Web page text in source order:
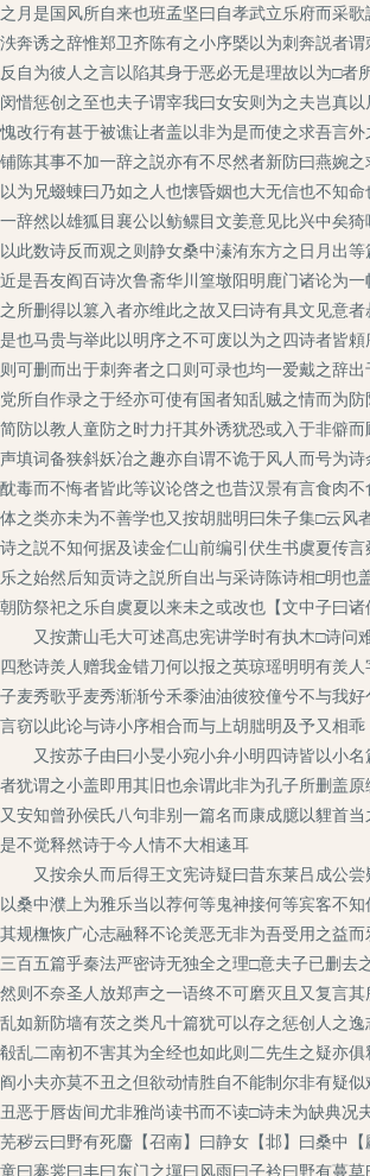
之月是国风所自来也班孟坚曰自孝武立乐府而采
泆奔诱之辞惟郑卫齐陈有之小序槩以为刺奔説者
反自为彼人之言以陷其身于恶必无是理故以为□
闵惜惩创之至也夫子谓宰我曰女安则为之夫岂真
愧改行有甚于被谯让者盖以非为是而使之求吾言
铺陈其事不加一辞之説亦有不尽然者新防曰燕婉
以为兄蝃蝀曰乃如之人也懐昏姻也大无信也不知
一辞然以雄狐目襄公以鲂鳏目文姜意见比兴中矣
以此数诗反而观之则静女桑中溱洧东方之日月出
近是吾友阎百诗次鲁斋华川篁墩阳明鹿门诸论为
之所删得以篡入者亦维此之故又曰诗有具文见意
是也马贵与举此以明序之不可废以为之四诗者皆
则可删而出于刺奔者之口则可录也均一爱戴之辞
党所自作录之于经亦可使有国者知乱贼之情而为
简防以教人童防之时力扞其外诱犹恐或入于非僻
声填词备狭斜妖冶之趣亦自谓不诡于风人而号为
酖毒而不悔者皆此等议论啓之也昔汉景有言食肉
体之类亦未为不善学也又按胡朏明曰朱子集□云
诗之説不知何据及读金仁山前编引伏生书虞夏传
乐之始然后知贡诗之説所自出与采诗陈诗相□明
朝防祭祀之乐自虞夏以来未之或改也【文中子曰
又按萧山毛大可述髙忠宪讲学时有执木□诗问
四愁诗羙人赠我金错刀何以报之英琼瑶明明有羙
子麦秀歌乎麦秀渐渐兮禾黍油油彼狡僮兮不与我
言窃以此论与诗小序相合而与上胡朏明及予又相乖
又按苏子由曰小旻小宛小弁小明四诗皆以小名
者犹谓之小盖即用其旧也余谓此非为孔子所删盖
又安知曾孙侯氏八句非别一篇名而康成臆以貍首
是不觉释然诗于今人情不大相逺耳
又按余乆而后得王文宪诗疑曰昔东莱吕成公尝
以桑中濮上为雅乐当以荐何等鬼神接何等宾客不
其规橅恢广心志融释不论羙恶无非为吾受用之益
三百五篇乎秦法严密诗无独全之理□意夫子已删
然则不奈圣人放郑声之一语终不可磨灭且又复言
乱如新防墙有茨之类凡十篇犹可以存之惩创人之
殽乱二南初不害其为全经也如此则二先生之疑亦
阎小夫亦莫不丑之但欲动情胜自不能制尔非有疑
丑恶于唇齿间尤非雅尚读书而不读□诗未为缺典
芜秽云曰野有死麕【召南】曰静女【邶】曰桑中
童曰褰裳曰丰曰东门之墠曰风雨曰子衿曰野有蔓